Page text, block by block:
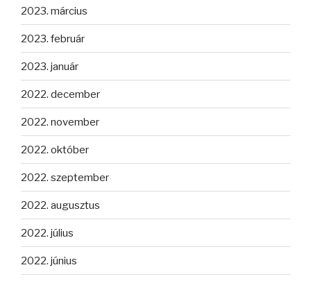
2023. március
2023. február
2023. január
2022. december
2022. november
2022. október
2022. szeptember
2022. augusztus
2022. július
2022. június